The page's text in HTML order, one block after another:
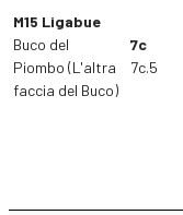
M15 Ligabue
Buco del
Piombo (L'altra
faccia del Buco)
7c
7c.5